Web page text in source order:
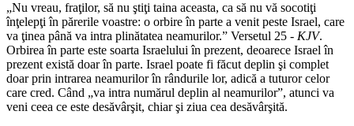
„Nu vreau, fraţilor, să nu ştiţi taina aceasta, ca să nu vă socotiţi
înţelepţi în părerile voastre: o orbire în parte a venit peste Israel, care
va ţinea până va intra plinătatea neamurilor.” Versetul 25 - KJV.
Orbirea în parte este soarta Israelului în prezent, deoarece Israel în
prezent există doar în parte. Israel poate fi făcut deplin şi complet
doar prin intrarea neamurilor în rândurile lor, adică a tuturor celor
care cred. Când „va intra numărul deplin al neamurilor”, atunci va
veni ceea ce este desăvârşit, chiar şi ziua cea desăvârşită.